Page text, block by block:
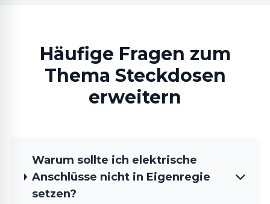
Häufige Fragen zum
Thema Steckdosen
erweitern
Warum sollte ich elektrische
Anschlüsse nicht in Eigenregie
setzen?